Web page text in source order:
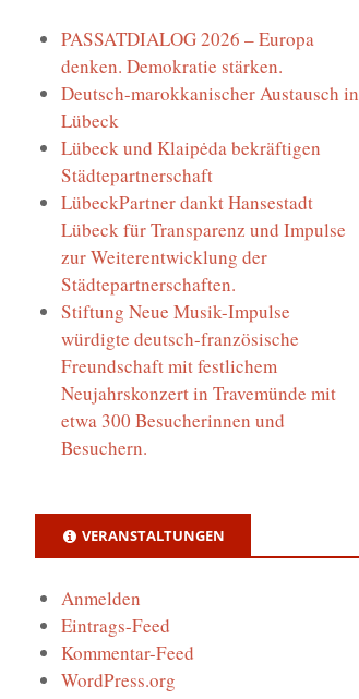
PASSATDIALOG 2026 – Europa
denken. Demokratie stärken.
Deutsch-marokkanischer Austausch in
Lübeck
Lübeck und Klaipėda bekräftigen
Städtepartnerschaft
LübeckPartner dankt Hansestadt
Lübeck für Transparenz und Impulse
zur Weiterentwicklung der
Städtepartnerschaften.
Stiftung Neue Musik-Impulse
würdigte deutsch-französische
Freundschaft mit festlichem
Neujahrskonzert in Travemünde mit
etwa 300 Besucherinnen und
Besuchern.
VERANSTALTUNGEN
Anmelden
Eintrags-Feed
Kommentar-Feed
WordPress.org